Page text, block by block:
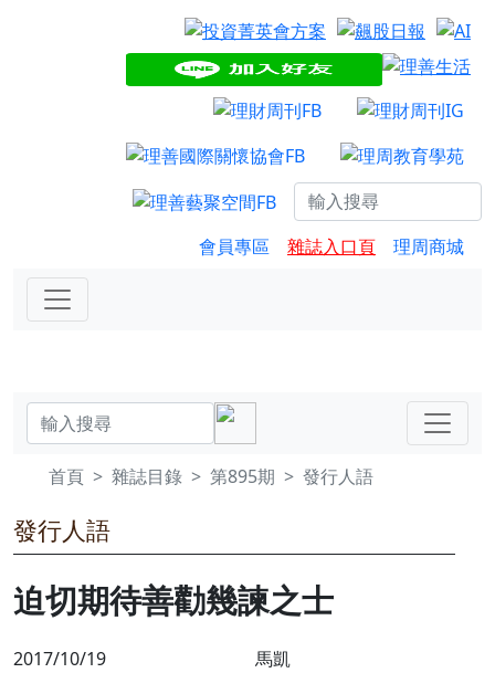
會員專區 雜誌入口頁 理周商城
首頁 雜誌目錄 第895期 發行人語
發行人語
迫切期待善勸幾諫之士
2017/10/19 馬凱